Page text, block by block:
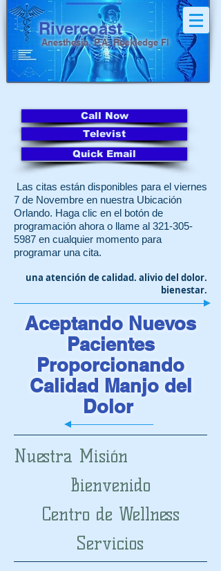
Rivercoast
Anesthesia, P.A.Rockledge Fl
Call Now
Televist
Quick Email
Las citas están disponibles para el viernes
7 de Novembre en nuestra Ubicación
Orlando. Haga clic en el botón de
programación ahora o llame al 321-305-
5987 en cualquier momento para
programar una cita.
una atención de calidad. alivio del dolor.
bienestar.
Aceptando Nuevos
Pacientes
Proporcionando
Calidad Manjo del
Dolor
Nuestra Misión
Bienvenido
Centro de Wellness
Servicios